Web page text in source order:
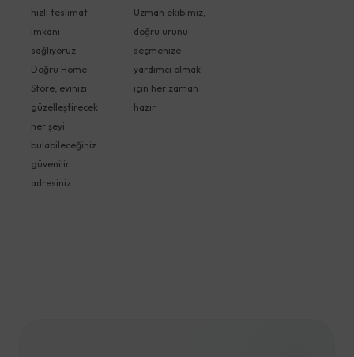
hızlı teslimat
imkanı
sağlıyoruz.
Doğru Home
Store, evinizi
güzelleştirecek
her şeyi
bulabileceğiniz
güvenilir
adresiniz.
Uzman ekibimiz,
doğru ürünü
seçmenize
yardımcı olmak
için her zaman
hazır.